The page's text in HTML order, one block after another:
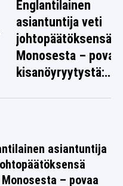
Englantilainen
asiantuntija veti
johtopäätöksensä
Monosesta – povaa
kisanöyryytystä:
asiantuntija
– povaa